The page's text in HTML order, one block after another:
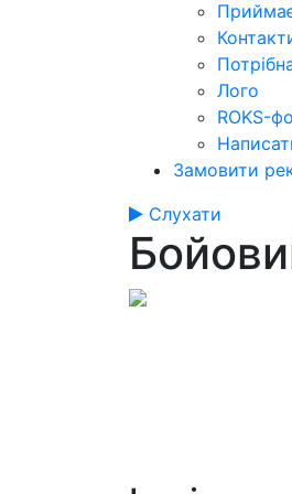
Лого
ROKS-
Замовити
Слухати